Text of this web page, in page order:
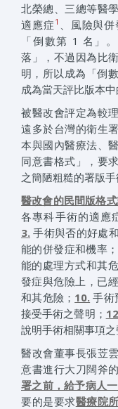
北榮總、三總等醫
適應症 1
、風險與
「倒數第 1 名」
落」，不過因為比
明，所以成為「倒
成為當天評比版本中
被醫改會評定為較
遠多於台灣的衛生
本與國內醫療法、
同意書格式」，要
之簡陋粗糙的署版手
醫改會的民間版格
各專科手術的適應
3. 手術與否的好處
能的併發症和機率；
能的處理方式和其危
發症與危險上，已
和其危險； 10. 手術
接受手術之聲明；
說明手術相關事項之
醫改會董事長張苙
意書進行大刀闊斧
署之前，給予病人
要的是要求醫療院